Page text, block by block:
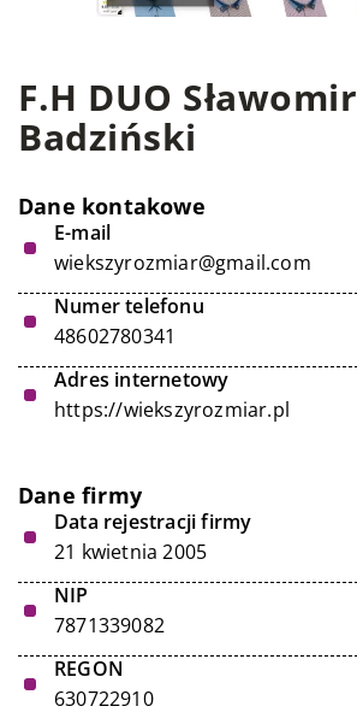
F.H DUO Sławomir
Badziński
Dane kontakowe
E-mail
wiekszyrozmiar@gmail.com
Numer telefonu
48602780341
Adres internetowy
https://wiekszyrozmiar.pl
Dane firmy
Data rejestracji firmy
21 kwietnia 2005
NIP
7871339082
REGON
630722910